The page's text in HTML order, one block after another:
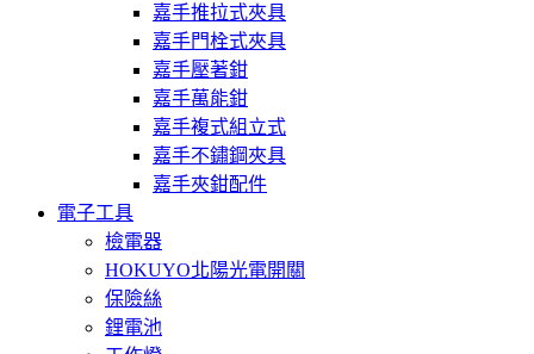
嘉手推拉式夾具
嘉手門栓式夾具
嘉手壓著鉗
嘉手萬能鉗
嘉手複式組立式
嘉手不鏽鋼夾具
嘉手夾鉗配件
電子工具
檢電器
HOKUYO北陽光電開關
保險絲
鋰電池